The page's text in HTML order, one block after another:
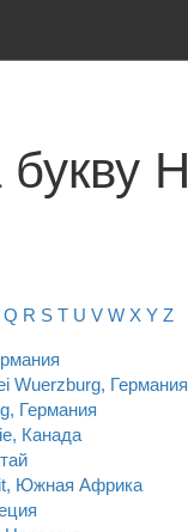
H
Q R S T U V W X Y Z
Wuerzburg, Германия
Германия
Канада
Южная Африка